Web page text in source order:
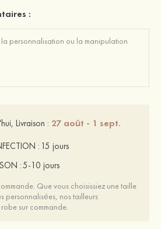
:
Livraison : 27 août - 1 sept.
: 15 jours
:5-10 jours
Que vous choisissiez une taille
personnalisées, nos tailleurs
sur commande.